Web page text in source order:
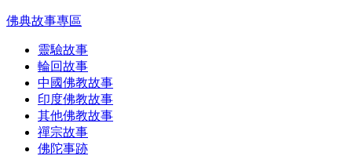
佛典故事專區
靈驗故事
輪回故事
中國佛教故事
印度佛教故事
其他佛教故事
禪宗故事
佛陀事跡